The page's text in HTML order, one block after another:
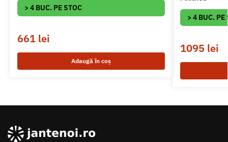
> 4 BUC. PE STOC
661 lei
Adaugă în coș
> 4 BUC. PE
1095 lei